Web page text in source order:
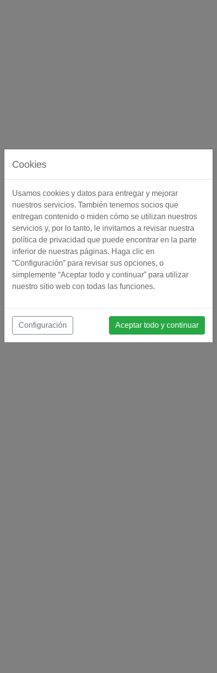
Cookies
Usamos cookies y datos para entregar y mejorar
nuestros servicios. También tenemos socios que
entregan contenido o miden cómo se utilizan nuestros
servicios y, por lo tanto, le invitamos a revisar nuestra
política de privacidad que puede encontrar en la parte
inferior de nuestras páginas. Haga clic en
“Configuración” para revisar sus opciones, o
simplemente “Aceptar todo y continuar” para utilizar
nuestro sitio web con todas las funciones.
Configuración Aceptar todo y continuar